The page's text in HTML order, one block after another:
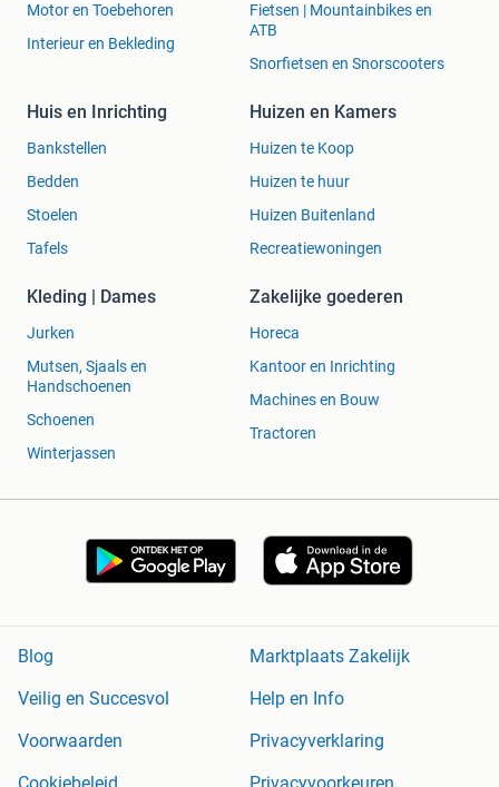
Motor en Toebehoren
Interieur en Bekleding
Fietsen | Mountainbikes en
ATB
Snorfietsen en Snorscooters
Huis en Inrichting
Bankstellen
Bedden
Stoelen
Tafels
Huizen en Kamers
Huizen te Koop
Huizen te huur
Huizen Buitenland
Recreatiewoningen
Kleding | Dames
Jurken
Mutsen, Sjaals en
Handschoenen
Schoenen
Winterjassen
Zakelijke goederen
Horeca
Kantoor en Inrichting
Machines en Bouw
Tractoren
Blog
Marktplaats Zakelijk
Veilig en Succesvol
Help en Info
Voorwaarden
Privacyverklaring